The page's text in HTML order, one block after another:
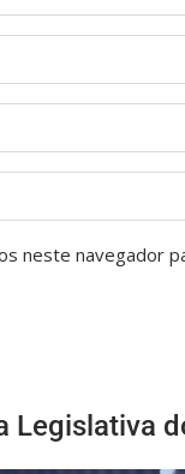
neste navegador
Legislativa